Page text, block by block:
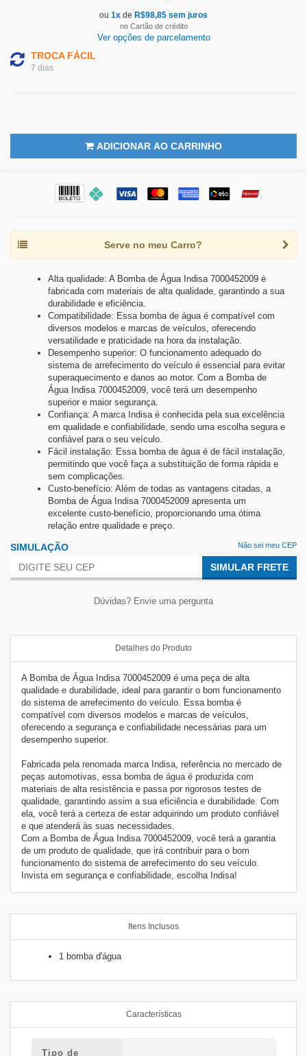
ou 1x de R$98,85 sem juros
no Cartão de crédito
Ver opções de parcelamento
TROCA FÁCIL
7 dias
ADICIONAR AO CARRINHO
Serve no meu Carro?
Alta qualidade: A Bomba de Água Indisa 7000452009 é
fabricada com materiais de alta qualidade, garantindo a sua
durabilidade e eficiência.
Compatibilidade: Essa bomba de água é compatível com
diversos modelos e marcas de veículos, oferecendo
versatilidade e praticidade na hora da instalação.
Desempenho superior: O funcionamento adequado do
sistema de arrefecimento do veículo é essencial para evitar
superaquecimento e danos ao motor. Com a Bomba de
Água Indisa 7000452009, você terá um desempenho
superior e maior segurança.
Confiança: A marca Indisa é conhecida pela sua excelência
em qualidade e confiabilidade, sendo uma escolha segura e
confiável para o seu veículo.
Fácil instalação: Essa bomba de água é de fácil instalação,
permitindo que você faça a substituição de forma rápida e
sem complicações.
Custo-benefício: Além de todas as vantagens citadas, a
Bomba de Água Indisa 7000452009 apresenta um
excelente custo-benefício, proporcionando uma ótima
relação entre qualidade e preço.
SIMULAÇÃO Não sei meu CEP
SIMULAR FRETE
Dúvidas? Envie uma pergunta
Detalhes do Produto
A Bomba de Água Indisa 7000452009 é uma peça de alta
qualidade e durabilidade, ideal para garantir o bom funcionamento
do sistema de arrefecimento do veículo. Essa bomba é
compatível com diversos modelos e marcas de veículos,
oferecendo a segurança e confiabilidade necessárias para um
desempenho superior.
Fabricada pela renomada marca Indisa, referência no mercado de
peças automotivas, essa bomba de água é produzida com
materiais de alta resistência e passa por rigorosos testes de
qualidade, garantindo assim a sua eficiência e durabilidade. Com
ela, você terá a certeza de estar adquirindo um produto confiável
e que atenderá às suas necessidades.
Com a Bomba de Água Indisa 7000452009, você terá a garantia
de um produto de qualidade, que irá contribuir para o bom
funcionamento do sistema de arrefecimento do seu veículo.
Invista em segurança e confiabilidade, escolha Indisa!
Itens Inclusos
1 bomba d'água
Características
Tipo de